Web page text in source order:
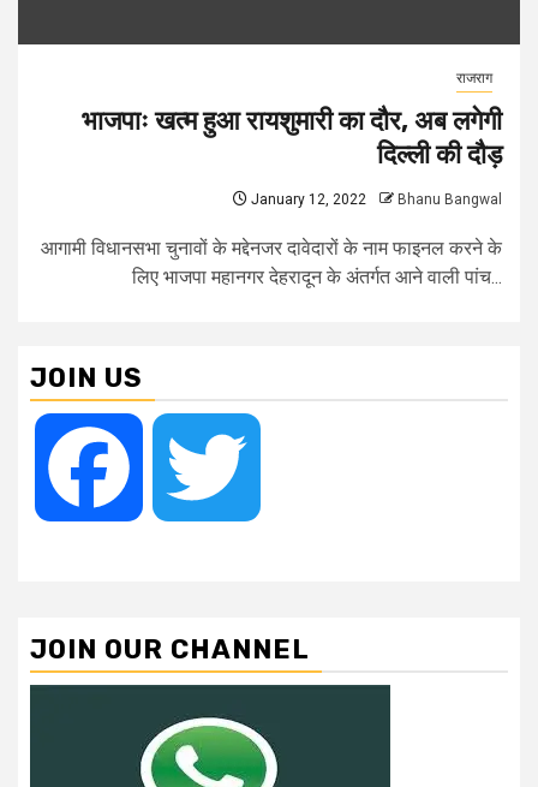
राजराग
भाजपाः खत्म हुआ रायशुमारी का दौर, अब लगेगी
दिल्ली की दौड़
January 12, 2022 Bhanu Bangwal
आगामी विधानसभा चुनावों के मद्देनजर दावेदारों के नाम फाइनल करने के
लिए भाजपा महानगर देहरादून के अंतर्गत आने वाली पांच...
JOIN US
Facebook
JOIN OUR CHANNEL